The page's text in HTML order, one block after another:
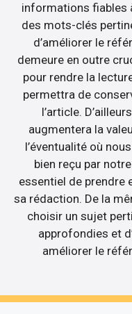
informations fiables
des mots-clés
d’améliorer le
demeure en outre
pour rendre la
permettra de
l’article.
augmentera la
l’éventualité où
bien reçu par
essentiel de prendre
sa rédaction. De la
choisir un sujet
approfondies et
améliorer le